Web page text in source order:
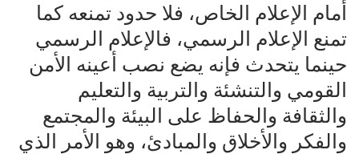
أمام الإعلام الخاص، فلا حدود تمنعه كما
تمنع الإعلام الرسمي، فالإعلام الرسمي
حينما يتحدث فإنه يضع نصب أعينه الأمن
القومي والتنشئة والتربية والتعليم
والثقافة والحفاظ على البيئة والمجتمع
والفكر والأخلاق والمبادئ، وهو الأمر الذي